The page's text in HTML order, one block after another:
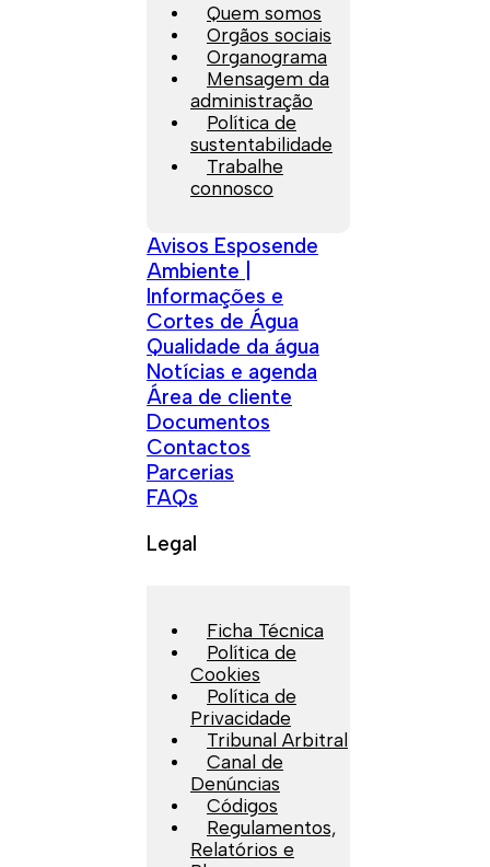
Quem somos
Orgãos sociais
Organograma
Mensagem da
administração
Política de
sustentabilidade
Trabalhe
connosco
Avisos Esposende
Ambiente |
Informações e
Cortes de Água
Qualidade da água
Notícias e agenda
Área de cliente
Documentos
Contactos
Parcerias
FAQs
Legal
Ficha Técnica
Política de
Cookies
Política de
Privacidade
Tribunal Arbitral
Canal de
Denúncias
Códigos
Regulamentos,
Relatórios e